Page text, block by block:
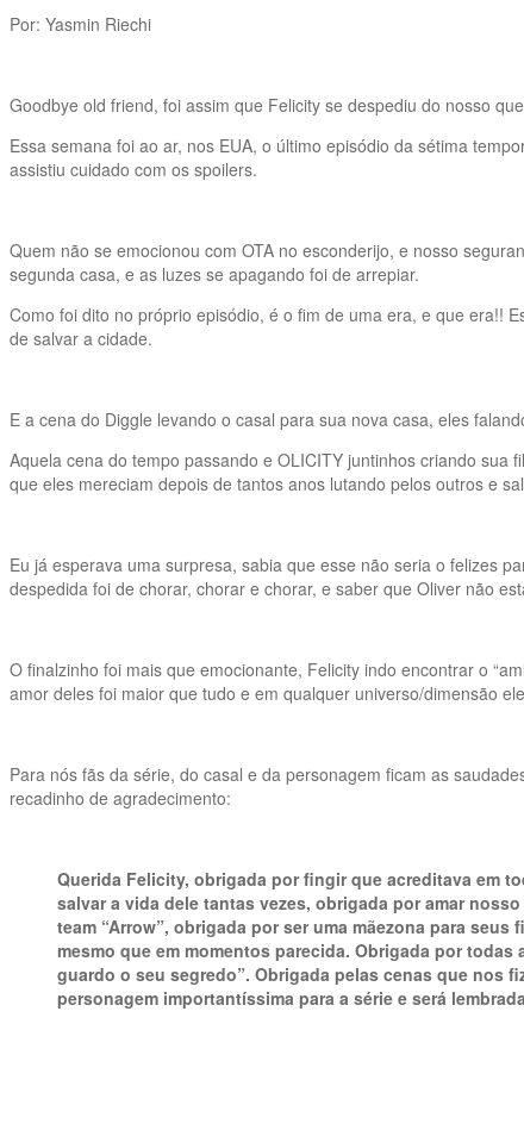
Por: Yasmin Riechi
Goodbye old friend, foi assim que Felicity se despediu do nosso
Essa semana foi ao ar, nos EUA, o último episódio da sétima
assistiu cuidado com os spoilers.
Quem não se emocionou com OTA no esconderijo, e nosso
segunda casa, e as luzes se apagando foi de arrepiar.
Como foi dito no próprio episódio, é o fim de uma era, e que era!!
de salvar a cidade.
E a cena do Diggle levando o casal para sua nova casa, eles
Aquela cena do tempo passando e OLICITY juntinhos criando
que eles mereciam depois de tantos anos lutando pelos outros e
Eu já esperava uma surpresa, sabia que esse não seria o felizes
despedida foi de chorar, chorar e chorar, e saber que Oliver não
O finalzinho foi mais que emocionante, Felicity indo encontrar o
amor deles foi maior que tudo e em qualquer universo/dimensão
Para nós fãs da série, do casal e da personagem ficam as
recadinho de agradecimento:
Querida Felicity, obrigada por fingir que acreditava em
salvar a vida dele tantas vezes, obrigada por amar
team “Arrow”, obrigada por ser uma mãezona para
mesmo que em momentos parecida. Obrigada por
guardo o seu segredo”. Obrigada pelas cenas que nos
personagem importantíssima para a série e será